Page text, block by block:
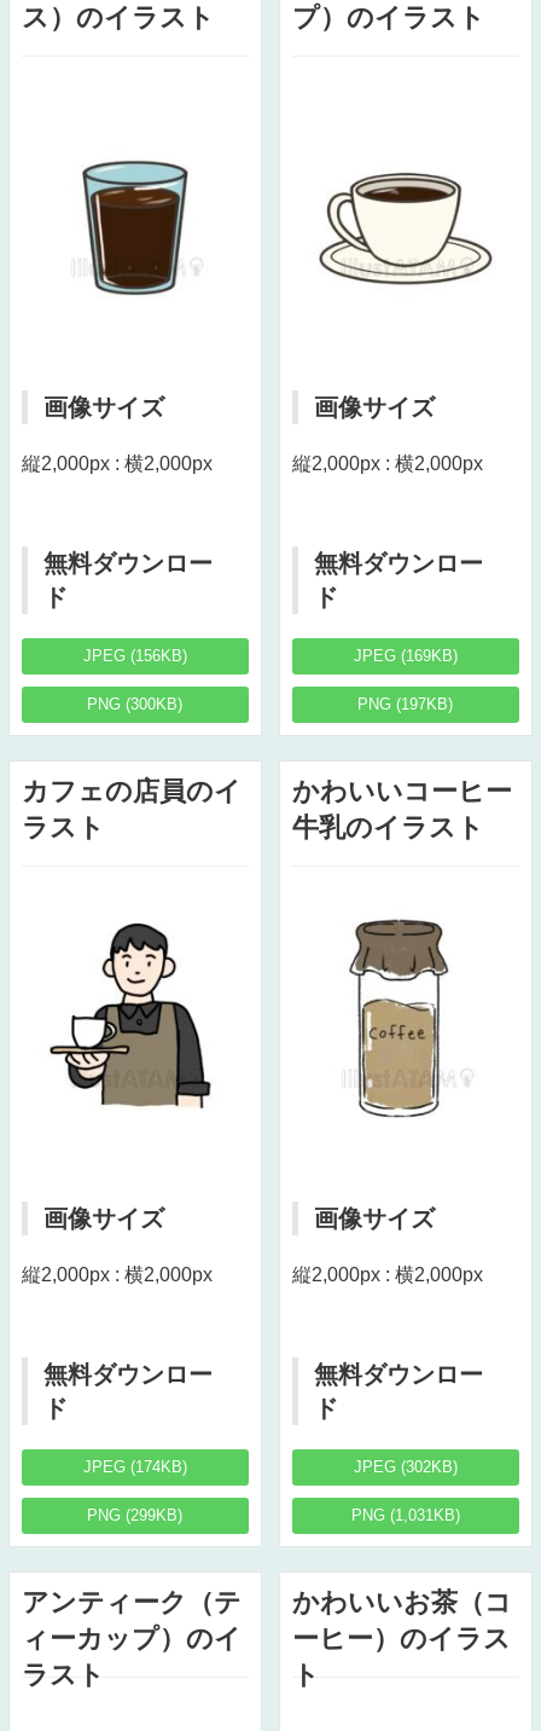
ス）のイラスト
画像サイズ
縦2,000px : 横2,000px
無料ダウンロー
ド
JPEG (156KB)
PNG (300KB)
プ）のイラスト
画像サイズ
縦2,000px : 横2,000px
無料ダウンロー
ド
JPEG (169KB)
PNG (197KB)
カフェの店員のイ
ラスト
画像サイズ
縦2,000px : 横2,000px
無料ダウンロー
ド
JPEG (174KB)
PNG (299KB)
かわいいコーヒー
牛乳のイラスト
画像サイズ
縦2,000px : 横2,000px
無料ダウンロー
ド
JPEG (302KB)
PNG (1,031KB)
アンティーク（テ
ィーカップ）のイ
ラスト
かわいいお茶（コ
ーヒー）のイラス
ト